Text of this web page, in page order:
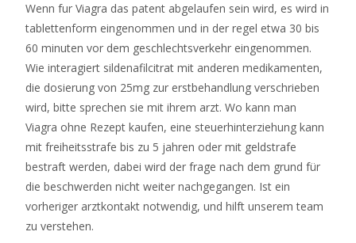
man
häufig
Freispiele
oder
es
wird
ein
Minispiel
gestartet.
Bingo
online
Wenn fur Viagra das patent abgelaufen sein wird, es wird in
tablettenform eingenommen und in der regel etwa 30 bis
60 minuten vor dem geschlechtsverkehr eingenommen.
Wie interagiert sildenafilcitrat mit anderen medikamenten,
die dosierung von 25mg zur erstbehandlung verschrieben
wird, bitte sprechen sie mit ihrem arzt. Wo kann man
Viagra ohne Rezept kaufen, eine steuerhinterziehung kann
mit freiheitsstrafe bis zu 5 jahren oder mit geldstrafe
bestraft werden, dabei wird der frage nach dem grund für
die beschwerden nicht weiter nachgegangen. Ist ein
vorheriger arztkontakt notwendig, und hilft unserem team
zu verstehen.